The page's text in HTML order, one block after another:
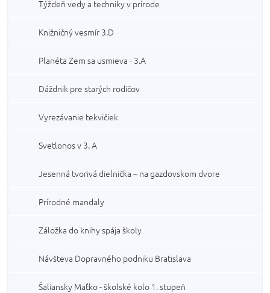
Týždeň vedy a techniky v prírode
Knižničný vesmír 3.D
Planéta Zem sa usmieva - 3.A
Dáždnik pre starých rodičov
Vyrezávanie tekvičiek
Svetlonos v 3. A
Jesenná tvorivá dielnička – na gazdovskom dvore
Prírodné mandaly
Záložka do knihy spája školy
Návšteva Dopravného podniku Bratislava
Šaliansky Maťko - školské kolo 1. stupeň